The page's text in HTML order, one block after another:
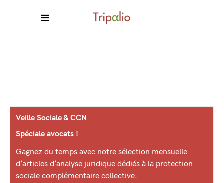
Veille Sociale & CCN
Spéciale avocats !
Gagnez du temps avec notre sélection mensuelle
d’articles d’analyse juridique dédiés à la protection
sociale complémentaire collective.